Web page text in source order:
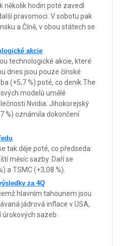
hodin poté zavedl
pravomoci. V sobotu pak
a Číně, v obou státech se
akcie
technologické akcie, které
dnes jsou pouze čínské
(+5,7 %) poté, co deník The
modelů umělé
Nvidia. Jihokorejský
%) oznámila dokončení
tak děje poté, co předseda
měsíc sazby. Daří se
a TSMC (+3,08 %).
za 4Q
hlavním tahounem jsou
jádrová inflace v USA,
úrokových sazeb.